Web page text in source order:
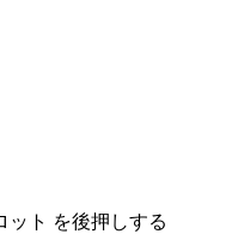
ット を後押しする